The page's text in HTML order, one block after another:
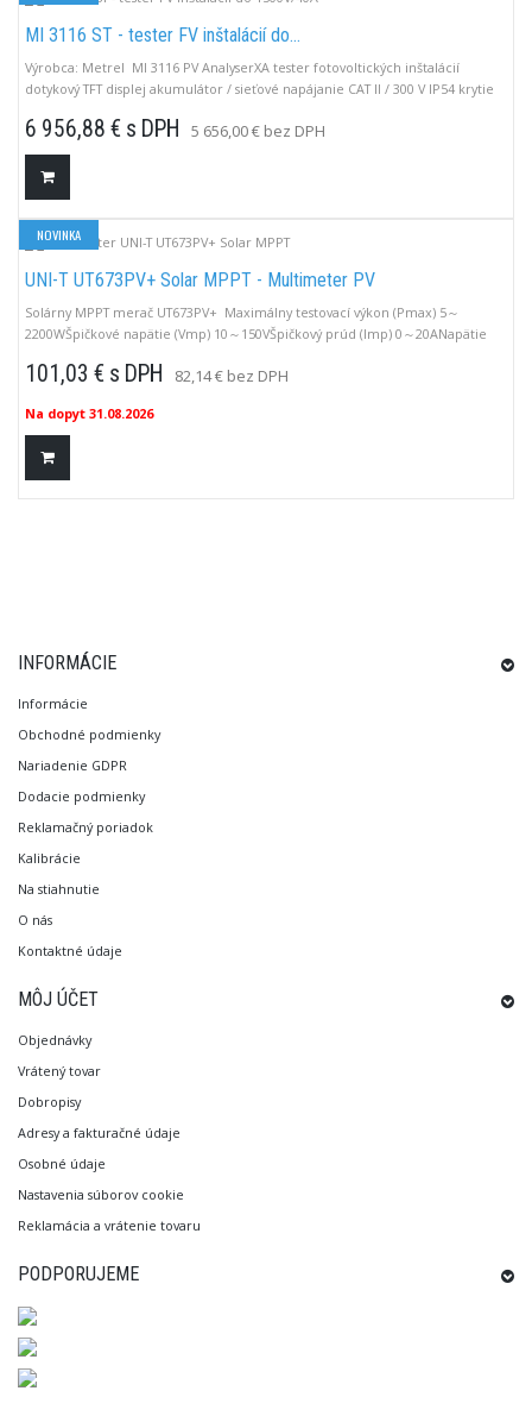
MI 3116 ST - tester FV inštalácií do...
Výrobca: Metrel MI 3116 PV AnalyserXA tester fotovoltických inštalácií
dotykový TFT displej akumulátor / sieťové napájanie CAT II / 300 V IP54 krytie
do 48 kW vzdialená jednotka A1785
6 956,88 € s DPH 5 656,00 € bez DPH
NOVINKA
UNI-T UT673PV+ Solar MPPT - Multimeter PV
Solárny MPPT merač UT673PV+ Maximálny testovací výkon (Pmax) 5～
2200WŠpičkové napätie (Vmp) 10～150VŠpičkový prúd (Imp) 0～20ANapätie
zobrazenie viacerých výsledkovAplikácia BluetoothVybavený testovacím
101,03 € s DPH 82,14 € bez DPH
Na dopyt 31.08.2026
INFORMÁCIE
Informácie
Obchodné podmienky
Nariadenie GDPR
Dodacie podmienky
Reklamačný poriadok
Kalibrácie
Na stiahnutie
O nás
Kontaktné údaje
MÔJ ÚČET
Objednávky
Vrátený tovar
Dobropisy
Adresy a fakturačné údaje
Osobné údaje
Nastavenia súborov cookie
Reklamácia a vrátenie tovaru
PODPORUJEME